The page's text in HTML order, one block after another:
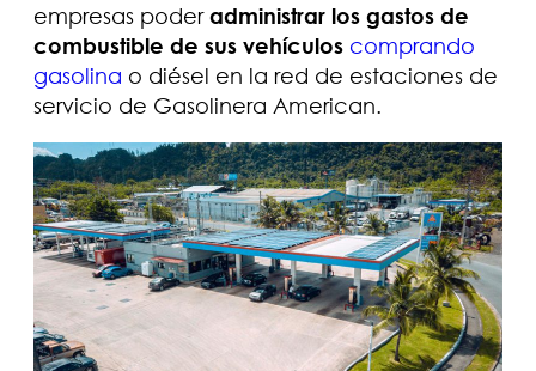
empresas poderadministrar los gastos de
combustible de sus vehículos comprando
gasolina o diésel en la red de estaciones de
servicio de Gasolinera American.